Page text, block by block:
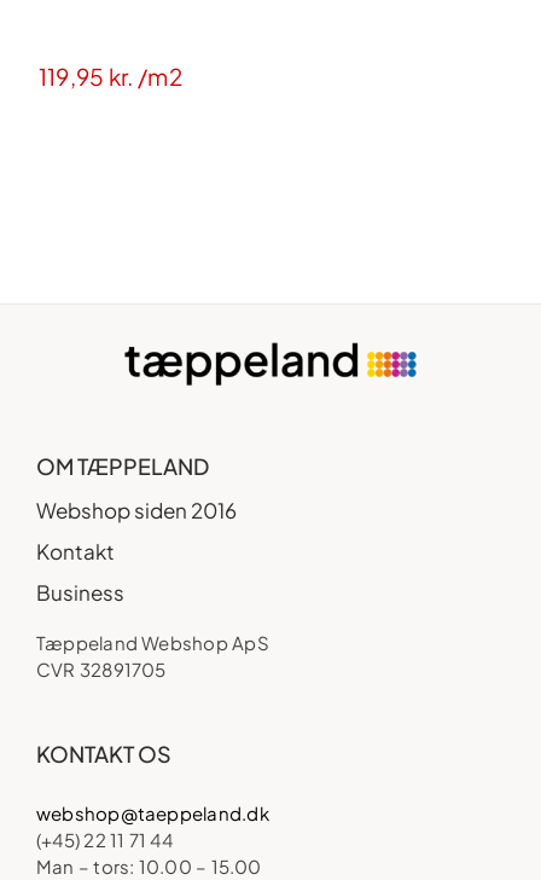
119,95 kr. /m2
OM TÆPPELAND
Webshop siden 2016
Kontakt
Business
Tæppeland Webshop ApS
CVR 32891705
KONTAKT OS
webshop@taeppeland.dk
(+45) 22 11 71 44
Man – tors: 10.00 – 15.00